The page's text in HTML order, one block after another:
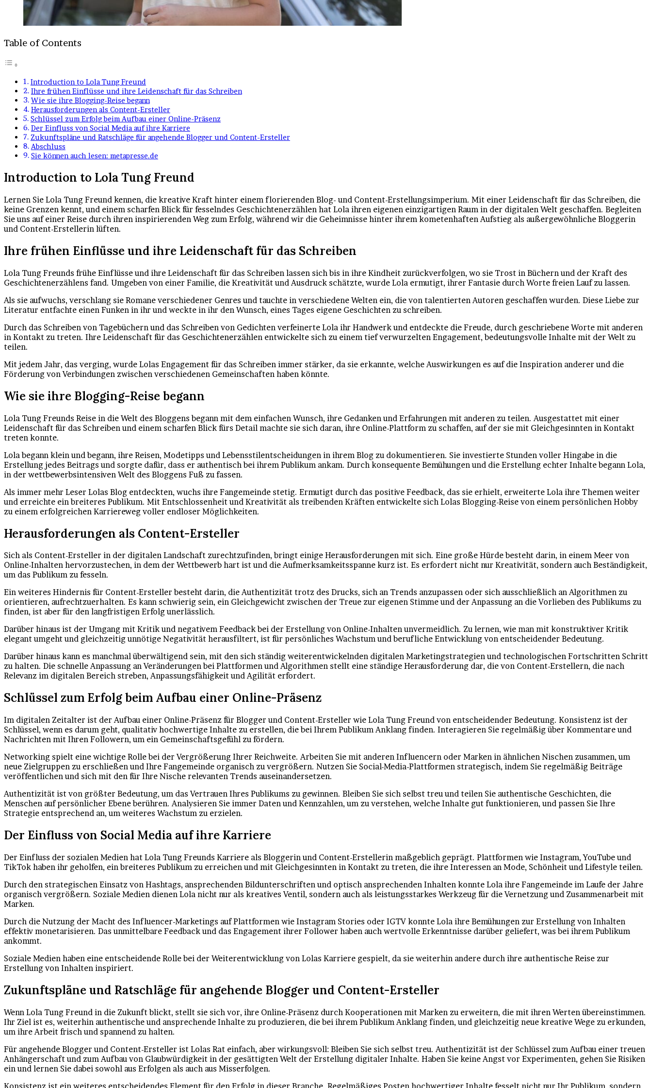
Table of Contents
Introduction to Lola Tung Freund
Ihre frühen Einflüsse und ihre Leidenschaft für das Schreiben
Wie sie ihre Blogging-Reise begann
Herausforderungen als Content-Ersteller
Schlüssel zum Erfolg beim Aufbau einer Online-Präsenz
Der Einfluss von Social Media auf ihre Karriere
Zukunftspläne und Ratschläge für angehende Blogger und Content-Ersteller
Abschluss
Sie können auch lesen: metapresse.de
Introduction to Lola Tung Freund
Lernen Sie Lola Tung Freund kennen, die kreative Kraft hinter einem florierenden Blog- und Content-Erstellungsimperium. Mit einer Leidenschaft für das Schreiben, die
keine Grenzen kennt, und einem scharfen Blick für fesselndes Geschichtenerzählen hat Lola ihren eigenen einzigartigen Raum in der digitalen Welt geschaffen. Begleiten
Sie uns auf einer Reise durch ihren inspirierenden Weg zum Erfolg, während wir die Geheimnisse hinter ihrem kometenhaften Aufstieg als außergewöhnliche Bloggerin
und Content-Erstellerin lüften.
Ihre frühen Einflüsse und ihre Leidenschaft für das Schreiben
Lola Tung Freunds frühe Einflüsse und ihre Leidenschaft für das Schreiben lassen sich bis in ihre Kindheit zurückverfolgen, wo sie Trost in Büchern und der Kraft des
Geschichtenerzählens fand. Umgeben von einer Familie, die Kreativität und Ausdruck schätzte, wurde Lola ermutigt, ihrer Fantasie durch Worte freien Lauf zu lassen.
Als sie aufwuchs, verschlang sie Romane verschiedener Genres und tauchte in verschiedene Welten ein, die von talentierten Autoren geschaffen wurden. Diese Liebe zur
Literatur entfachte einen Funken in ihr und weckte in ihr den Wunsch, eines Tages eigene Geschichten zu schreiben.
Durch das Schreiben von Tagebüchern und das Schreiben von Gedichten verfeinerte Lola ihr Handwerk und entdeckte die Freude, durch geschriebene Worte mit anderen
in Kontakt zu treten. Ihre Leidenschaft für das Geschichtenerzählen entwickelte sich zu einem tief verwurzelten Engagement, bedeutungsvolle Inhalte mit der Welt zu
teilen.
Mit jedem Jahr, das verging, wurde Lolas Engagement für das Schreiben immer stärker, da sie erkannte, welche Auswirkungen es auf die Inspiration anderer und die
Förderung von Verbindungen zwischen verschiedenen Gemeinschaften haben könnte.
Wie sie ihre Blogging-Reise begann
Lola Tung Freunds Reise in die Welt des Bloggens begann mit dem einfachen Wunsch, ihre Gedanken und Erfahrungen mit anderen zu teilen. Ausgestattet mit einer
Leidenschaft für das Schreiben und einem scharfen Blick fürs Detail machte sie sich daran, ihre Online-Plattform zu schaffen, auf der sie mit Gleichgesinnten in Kontakt
treten konnte.
Lola begann klein und begann, ihre Reisen, Modetipps und Lebensstilentscheidungen in ihrem Blog zu dokumentieren. Sie investierte Stunden voller Hingabe in die
Erstellung jedes Beitrags und sorgte dafür, dass er authentisch bei ihrem Publikum ankam. Durch konsequente Bemühungen und die Erstellung echter Inhalte begann Lola,
in der wettbewerbsintensiven Welt des Bloggens Fuß zu fassen.
Als immer mehr Leser Lolas Blog entdeckten, wuchs ihre Fangemeinde stetig. Ermutigt durch das positive Feedback, das sie erhielt, erweiterte Lola ihre Themen weiter
und erreichte ein breiteres Publikum. Mit Entschlossenheit und Kreativität als treibenden Kräften entwickelte sich Lolas Blogging-Reise von einem persönlichen Hobby
zu einem erfolgreichen Karriereweg voller endloser Möglichkeiten.
Herausforderungen als Content-Ersteller
Sich als Content-Ersteller in der digitalen Landschaft zurechtzufinden, bringt einige Herausforderungen mit sich. Eine große Hürde besteht darin, in einem Meer von
Online-Inhalten hervorzustechen, in dem der Wettbewerb hart ist und die Aufmerksamkeitsspanne kurz ist. Es erfordert nicht nur Kreativität, sondern auch Beständigkeit,
um das Publikum zu fesseln.
Ein weiteres Hindernis für Content-Ersteller besteht darin, die Authentizität trotz des Drucks, sich an Trends anzupassen oder sich ausschließlich an Algorithmen zu
orientieren, aufrechtzuerhalten. Es kann schwierig sein, ein Gleichgewicht zwischen der Treue zur eigenen Stimme und der Anpassung an die Vorlieben des Publikums zu
finden, ist aber für den langfristigen Erfolg unerlässlich.
Darüber hinaus ist der Umgang mit Kritik und negativem Feedback bei der Erstellung von Online-Inhalten unvermeidlich. Zu lernen, wie man mit konstruktiver Kritik
elegant umgeht und gleichzeitig unnötige Negativität herausfiltert, ist für persönliches Wachstum und berufliche Entwicklung von entscheidender Bedeutung.
Darüber hinaus kann es manchmal überwältigend sein, mit den sich ständig weiterentwickelnden digitalen Marketingstrategien und technologischen Fortschritten Schritt
zu halten. Die schnelle Anpassung an Veränderungen bei Plattformen und Algorithmen stellt eine ständige Herausforderung dar, die von Content-Erstellern, die nach
Relevanz im digitalen Bereich streben, Anpassungsfähigkeit und Agilität erfordert.
Schlüssel zum Erfolg beim Aufbau einer Online-Präsenz
Im digitalen Zeitalter ist der Aufbau einer Online-Präsenz für Blogger und Content-Ersteller wie Lola Tung Freund von entscheidender Bedeutung. Konsistenz ist der
Schlüssel, wenn es darum geht, qualitativ hochwertige Inhalte zu erstellen, die bei Ihrem Publikum Anklang finden. Interagieren Sie regelmäßig über Kommentare und
Nachrichten mit Ihren Followern, um ein Gemeinschaftsgefühl zu fördern.
Networking spielt eine wichtige Rolle bei der Vergrößerung Ihrer Reichweite. Arbeiten Sie mit anderen Influencern oder Marken in ähnlichen Nischen zusammen, um
neue Zielgruppen zu erschließen und Ihre Fangemeinde organisch zu vergrößern. Nutzen Sie Social-Media-Plattformen strategisch, indem Sie regelmäßig Beiträge
veröffentlichen und sich mit den für Ihre Nische relevanten Trends auseinandersetzen.
Authentizität ist von größter Bedeutung, um das Vertrauen Ihres Publikums zu gewinnen. Bleiben Sie sich selbst treu und teilen Sie authentische Geschichten, die
Menschen auf persönlicher Ebene berühren. Analysieren Sie immer Daten und Kennzahlen, um zu verstehen, welche Inhalte gut funktionieren, und passen Sie Ihre
Strategie entsprechend an, um weiteres Wachstum zu erzielen.
Der Einfluss von Social Media auf ihre Karriere
Der Einfluss der sozialen Medien hat Lola Tung Freunds Karriere als Bloggerin und Content-Erstellerin maßgeblich geprägt. Plattformen wie Instagram, YouTube und
TikTok haben ihr geholfen, ein breiteres Publikum zu erreichen und mit Gleichgesinnten in Kontakt zu treten, die ihre Interessen an Mode, Schönheit und Lifestyle teilen.
Durch den strategischen Einsatz von Hashtags, ansprechenden Bildunterschriften und optisch ansprechenden Inhalten konnte Lola ihre Fangemeinde im Laufe der Jahre
organisch vergrößern. Soziale Medien dienen Lola nicht nur als kreatives Ventil, sondern auch als leistungsstarkes Werkzeug für die Vernetzung und Zusammenarbeit mit
Marken.
Durch die Nutzung der Macht des Influencer-Marketings auf Plattformen wie Instagram Stories oder IGTV konnte Lola ihre Bemühungen zur Erstellung von Inhalten
effektiv monetarisieren. Das unmittelbare Feedback und das Engagement ihrer Follower haben auch wertvolle Erkenntnisse darüber geliefert, was bei ihrem Publikum
ankommt.
Soziale Medien haben eine entscheidende Rolle bei der Weiterentwicklung von Lolas Karriere gespielt, da sie weiterhin andere durch ihre authentische Reise zur
Erstellung von Inhalten inspiriert.
Zukunftspläne und Ratschläge für angehende Blogger und Content-Ersteller
Wenn Lola Tung Freund in die Zukunft blickt, stellt sie sich vor, ihre Online-Präsenz durch Kooperationen mit Marken zu erweitern, die mit ihren Werten übereinstimmen.
Ihr Ziel ist es, weiterhin authentische und ansprechende Inhalte zu produzieren, die bei ihrem Publikum Anklang finden, und gleichzeitig neue kreative Wege zu erkunden,
um ihre Arbeit frisch und spannend zu halten.
Für angehende Blogger und Content-Ersteller ist Lolas Rat einfach, aber wirkungsvoll: Bleiben Sie sich selbst treu. Authentizität ist der Schlüssel zum Aufbau einer treuen
Anhängerschaft und zum Aufbau von Glaubwürdigkeit in der gesättigten Welt der Erstellung digitaler Inhalte. Haben Sie keine Angst vor Experimenten, gehen Sie Risiken
ein und lernen Sie dabei sowohl aus Erfolgen als auch aus Misserfolgen.
Konsistenz ist ein weiteres entscheidendes Element für den Erfolg in dieser Branche. Regelmäßiges Posten hochwertiger Inhalte fesselt nicht nur Ihr Publikum, sondern